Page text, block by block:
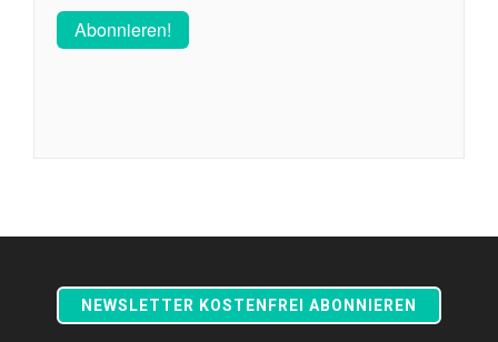
NEWSLETTER KOSTENFREI ABONNIEREN